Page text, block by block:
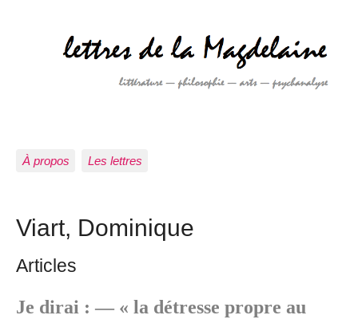
À propos Les lettres
Viart, Dominique
Articles
Je dirai : — « la détresse propre au